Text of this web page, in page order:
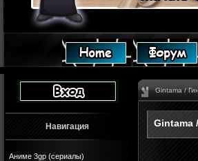
Навигация
Аниме 3gp (сериалы)
Gintama /
Gintama